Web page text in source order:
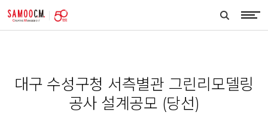
samoocm
search
대구 수성구청 서측별관 그린리모델링
공사 설계공모 (당선)